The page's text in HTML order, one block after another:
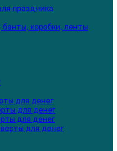
праздника
банты, коробки, ленты
для денег
для денег
для денег
для денег